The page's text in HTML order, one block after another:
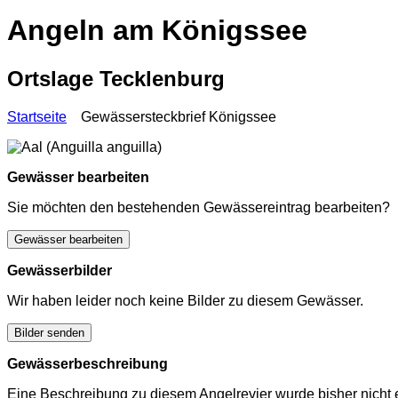
Angeln am Königssee
Ortslage Tecklenburg
Startseite Gewässersteckbrief Königssee
Gewässer bearbeiten
Sie möchten den bestehenden Gewässereintrag bearbeiten?
Gewässer bearbeiten
Gewässerbilder
Wir haben leider noch keine Bilder zu diesem Gewässer.
Bilder senden
Gewässerbeschreibung
Eine Beschreibung zu diesem Angelrevier wurde bisher nicht